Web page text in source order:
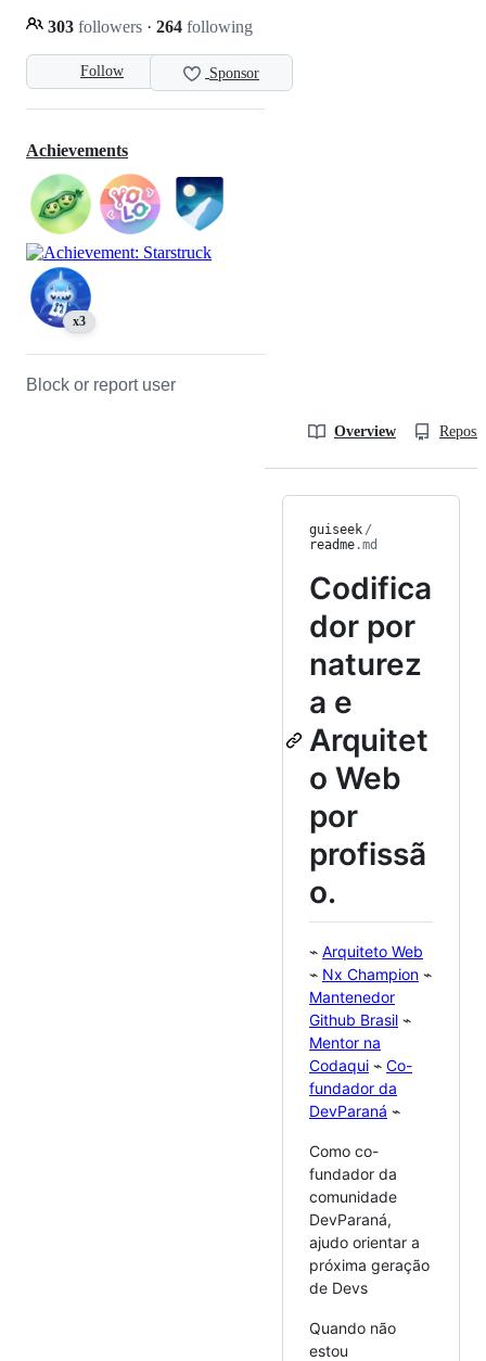
Follow Sponsor
303 followers · 264 following
Achievements
x3
Block or report user
Overview
guiseek /
readme.md
Codifica
dor por
naturez
a e
Arquitet
o Web
por
profissã
o.
⌁ Arquiteto Web
⌁ Nx Champion ⌁
Mantenedor
Github Brasil ⌁
Mentor na
Codaqui ⌁ Co-
fundador da
DevParaná ⌁
Como co-
fundador da
comunidade
DevParaná,
ajudo orientar a
próxima geração
de Devs
Quando não
estou